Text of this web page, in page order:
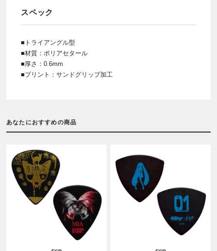
スペック
■トライアングル型
■材質：ポリアセタール
■厚さ：0.6mm
■プリント：サンドグリップ加工
あなたにおすすめの商品